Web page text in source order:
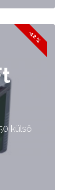
-12 %
külső